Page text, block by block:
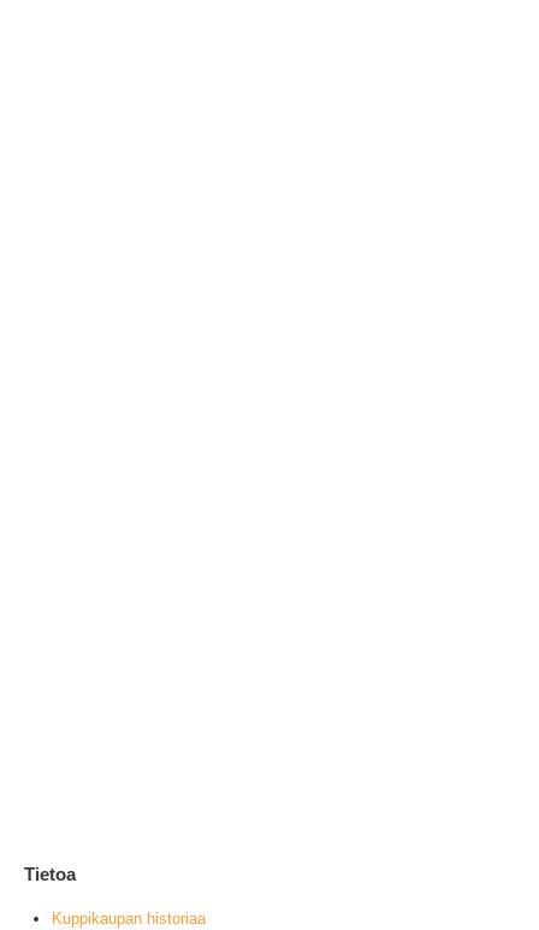
Tietoa
Kuppikaupan historiaa